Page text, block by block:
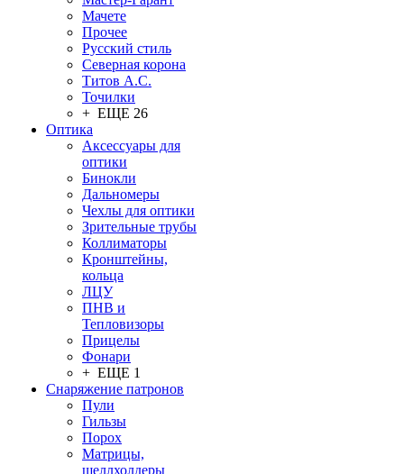
Мачете
Прочее
Русский стиль
Северная корона
Титов А.С.
Точилки
+ ЕЩЕ 26
Оптика
Аксессуары для
оптики
Бинокли
Дальномеры
Чехлы для оптики
Зрительные трубы
Коллиматоры
Кронштейны,
кольца
ЛЦУ
ПНВ и
Тепловизоры
Прицелы
Фонари
+ ЕЩЕ 1
Снаряжение патронов
Пули
Гильзы
Порох
Матрицы,
шеллхолдеры